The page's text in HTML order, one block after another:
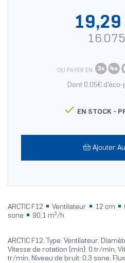
19,29
16.075
OU PAYER EN
Dont 0.05€
 EN STOCK -
Ajouter
ARCTIC F12 Ventilateur 12 cm
sone
90,1 m³/h
ARCTIC F12. Type: Ventilateur,
Vitesse de rotation (min): 0 tr/min,
tr/min, Niveau de bruit: 0,3 sone,